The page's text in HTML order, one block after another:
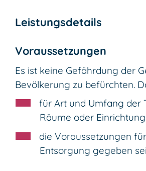
Leistungsdetails
Voraussetzungen
Es ist keine Gefährdung der
Bevölkerung zu befürchten.
für Art und Umfang der
Räume oder
die Voraussetzungen
Entsorgung gegeben